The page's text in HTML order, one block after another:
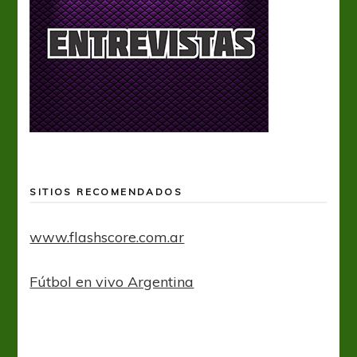
SITIOS RECOMENDADOS
www.flashscore.com.ar
Fútbol en vivo Argentina